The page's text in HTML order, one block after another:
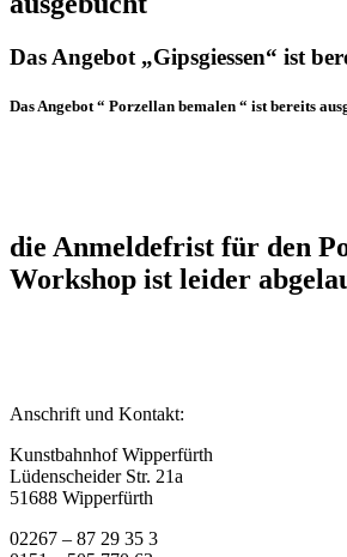
Das Angebot „Gipsgiessen“ ist
Das Angebot “ Porzellan bemalen “ ist bereits
die Anmeldefrist für den
Workshop ist leider
Anschrift und Kontakt:
Kunstbahnhof Wipperfürth
Lüdenscheider Str. 21a
51688 Wipperfürth
02267 – 87 29 35 3